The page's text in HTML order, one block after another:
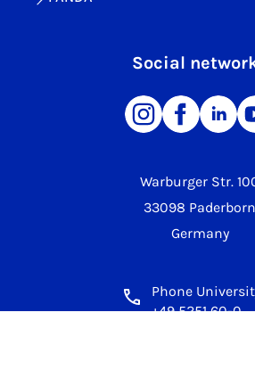
Warburger Str.
33098 Paderborn
Germany
Phone
+49 5251 60-0
Social